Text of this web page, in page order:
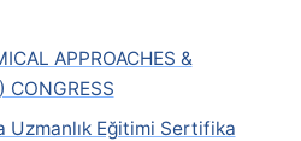
APPROACHES &
CONGRESS
Uzmanlık Eğitimi Sertifika